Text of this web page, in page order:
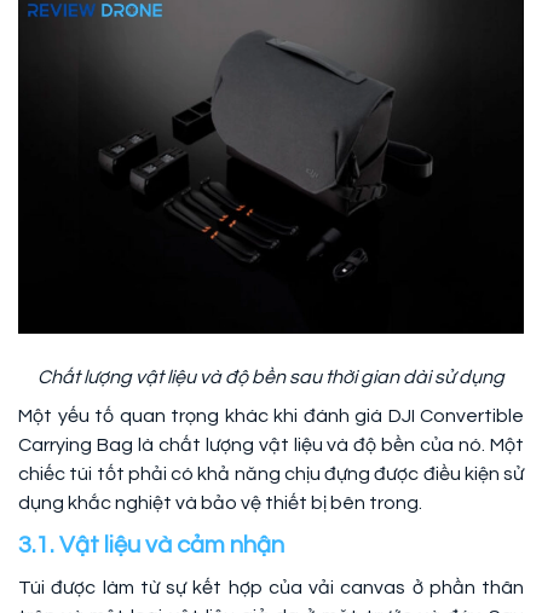
Chất lượng vật liệu và độ bền sau thời gian dài sử dụng
Một yếu tố quan trọng khác khi đánh giá DJI Convertible
Carrying Bag là chất lượng vật liệu và độ bền của nó. Một
chiếc túi tốt phải có khả năng chịu đựng được điều kiện sử
dụng khắc nghiệt và bảo vệ thiết bị bên trong.
3.1. Vật liệu và cảm nhận
Túi được làm từ sự kết hợp của vải canvas ở phần thân